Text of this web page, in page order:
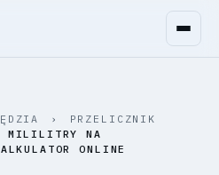
›
PRZELICZNIK
MILILITRY NA
ONLINE